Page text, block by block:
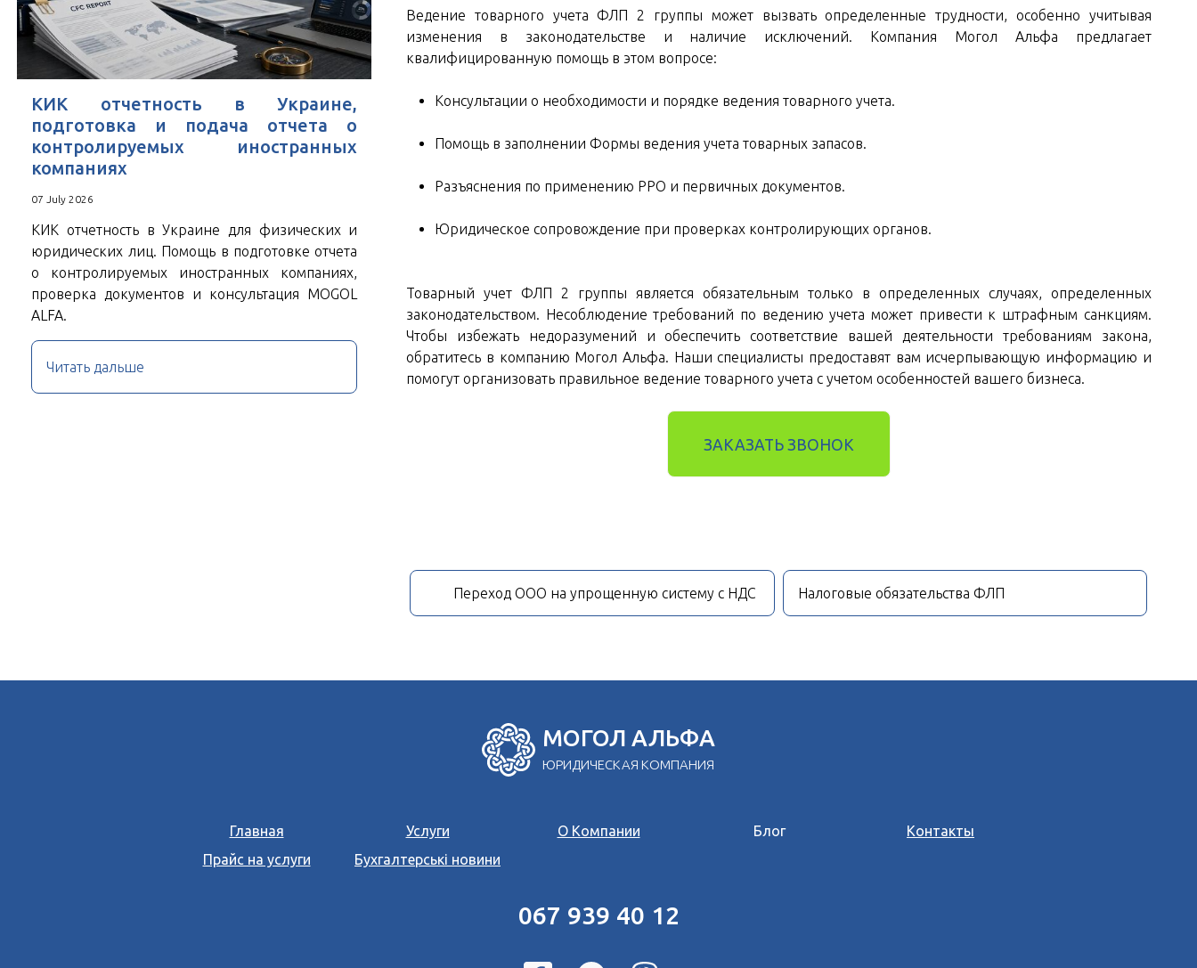
Ведение товарного учета ФЛП 2 группы может вызвать определенные трудности, особенно учитывая
изменения в законодательстве и наличие исключений. Компания Могол Альфа предлагает
квалифицированную помощь в этом вопросе:
Консультации о необходимости и порядке ведения товарного учета.
Помощь в заполнении Формы ведения учета товарных запасов.
Разъяснения по применению РРО и первичных документов.
Юридическое сопровождение при проверках контролирующих органов.
Товарный учет ФЛП 2 группы является обязательным только в определенных случаях, определенных
законодательством. Несоблюдение требований по ведению учета может привести к штрафным санкциям.
Чтобы избежать недоразумений и обеспечить соответствие вашей деятельности требованиям закона,
обратитесь в компанию Могол Альфа. Наши специалисты предоставят вам исчерпывающую информацию и
помогут организовать правильное ведение товарного учета с учетом особенностей вашего бизнеса.
ЗАКАЗАТЬ ЗВОНОК
Переход ООО на упрощенную систему с НДС Налоговые обязательства ФЛП
КИК отчетность в Украине,
подготовка и подача отчета о
контролируемых иностранных
компаниях
07 July 2026
КИК отчетность в Украине для физических и
юридических лиц. Помощь в подготовке отчета
о контролируемых иностранных компаниях,
проверка документов и консультация MOGOL
ALFA.
Читать дальше
МОГОЛ АЛЬФА
ЮРИДИЧЕСКАЯ КОМПАНИЯ
Главная Услуги О Компании Блог
Контакты
Прайс на услуги
Бухгалтерські новини
067 939 40 12